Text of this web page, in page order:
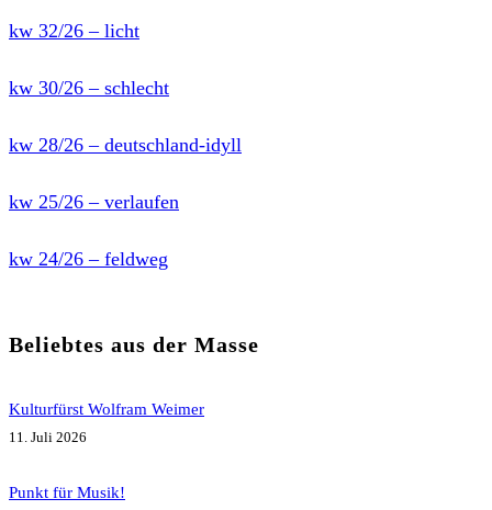
kw 32/26 – licht
kw 30/26 – schlecht
kw 28/26 – deutschland-idyll
kw 25/26 – verlaufen
kw 24/26 – feldweg
Beliebtes aus der Masse
Kulturfürst Wolfram Weimer
11. Juli 2026
Punkt für Musik!